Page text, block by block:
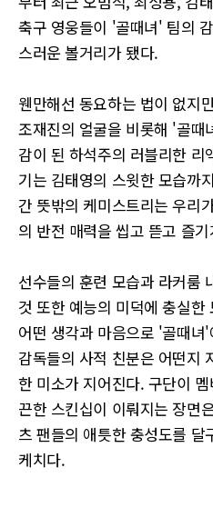
축구 영웅들이 '골때녀' 팀의
스러운 볼거리가 됐다.
웬만해선 동요하는 법이 없지
조재진의 얼굴을 비롯해 '골때
감이 된 하석주의 러블리한 리
기는 김태영의 스윗한 모습까
간 뜻밖의 케미스트리는 우리
의 반전 매력을 씹고 뜯고 즐
선수들의 훈련 모습과 라커룸
것 또한 예능의 미덕에 충실한
어떤 생각과 마음으로 '골때
감독들의 사적 친분은 어떤지
한 미소가 지어진다. 구단이
끈한 스킨십이 이뤄지는 장면
츠 팬들의 애틋한 충성도를
케치다.